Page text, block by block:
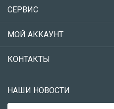
СЕРВИС
МОЙ АККАУНТ
КОНТАКТЫ
НАШИ НОВОСТИ